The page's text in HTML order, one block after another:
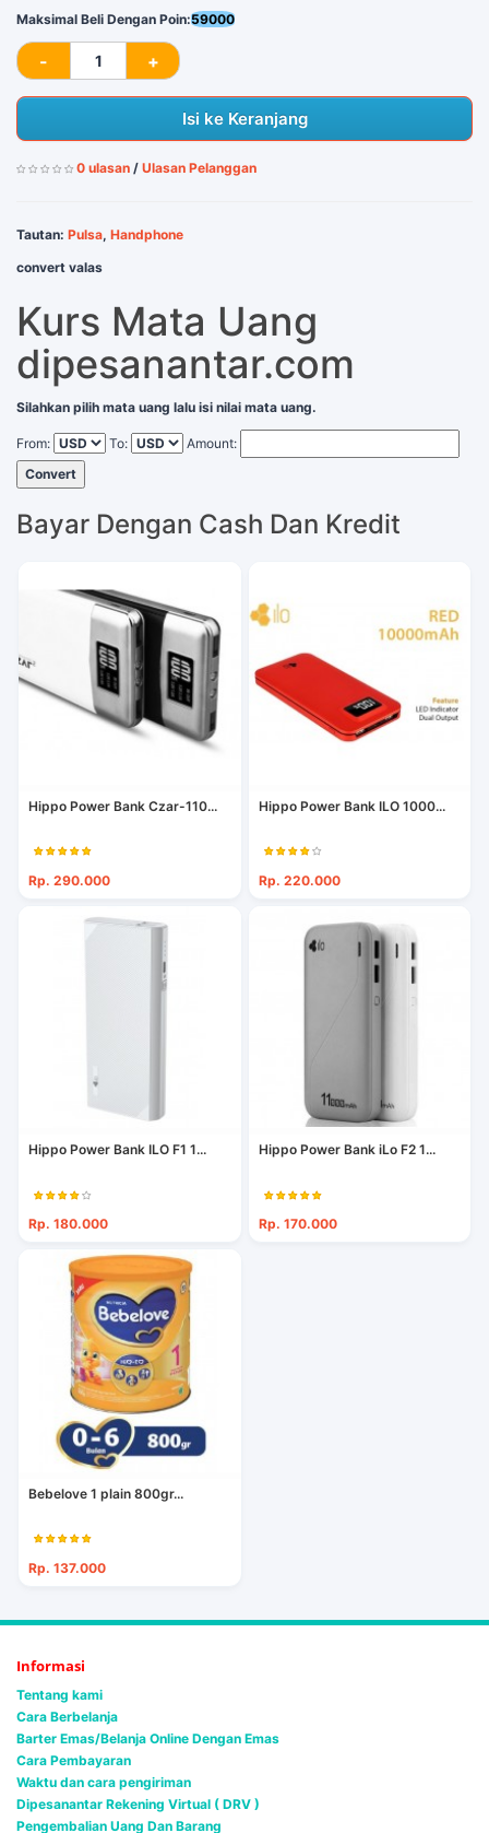
Maksimal Beli Dengan Poin:59000
Isi ke Keranjang
0 ulasan / Ulasan Pelanggan
Tautan: Pulsa, Handphone
convert valas
Kurs Mata Uang
dipesanantar.com
Silahkan pilih mata uang lalu isi nilai mata uang.
From: To:
Amount:
Convert
Bayar Dengan Cash Dan Kredit
Hippo Power Bank Czar-110...
Rp. 290.000
Hippo Power Bank ILO 1000...
Rp. 220.000
Hippo Power Bank ILO F1 1...
Rp. 180.000
Hippo Power Bank iLo F2 1...
Rp. 170.000
Bebelove 1 plain 800gr...
Rp. 137.000
Informasi
Tentang kami
Cara Berbelanja
Barter Emas/Belanja Online Dengan Emas
Cara Pembayaran
Waktu dan cara pengiriman
Dipesanantar Rekening Virtual ( DRV )
Pengembalian Uang Dan Barang